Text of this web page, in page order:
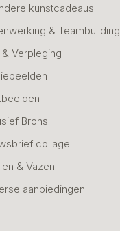
kunstcadeaus
& Teambuilding
Verpleging
Brons
collage
& Vazen
aanbiedingen